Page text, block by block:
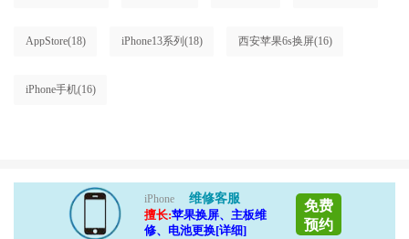
AppStore(18) iPhone13系列 (18) 西安苹果6s换屏(16)
iPhone手机(16)
iPhone
维修客服
擅长:苹果换屏、主板维
修、电池更换[详细]
免费
预约